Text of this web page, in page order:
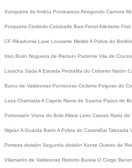
Xunqueira de Ambía PonteareasAbegondo Carnota
Porqueira Cerdedo-Cotobade Baxi FerrolAtletismo Friol
CF Ribadumia Laxe Lousame Melide A Pobra do Brollón
Irixo Boiro Nogueira de Ramuín Paderne Vila de Cruces
Laracha Sada A Estrada Pedrafita do Cebreiro Narón
Barco de Valdeorras Ponteceso Ciclismo Folgoso do
Laza Chantada A Capela Navia de Suarna Pazos de
Portomarín Viana do Bolo Allariz Leiro Catoira Rairiz de
Nigrán A Guarda Barro A Pobra do Caramiñal Taboada
Primeira división Segunda división Xente Outeiro de Rei
Vilamartín de Valdeorras Riotorto Burela O Corgo